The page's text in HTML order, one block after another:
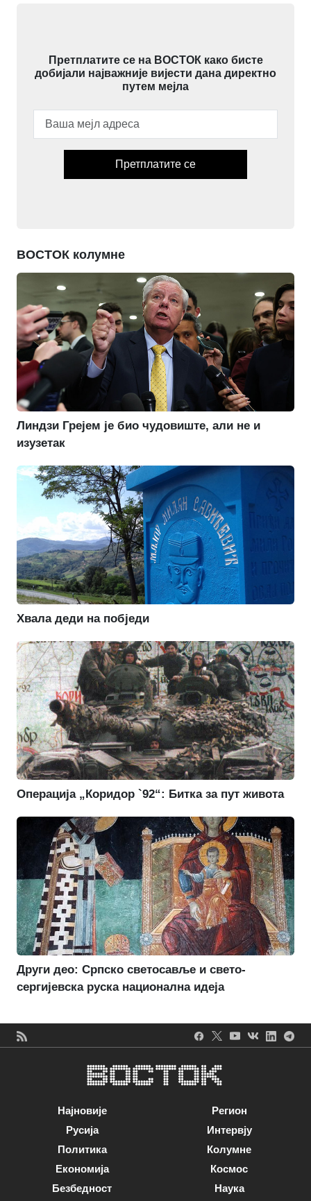
Претплатите се на ВОСТОК како бисте
добијали најважније вијести дана директно
путем мејла
Претплатите се
ВОСТОК колумне
Линдзи Грејем је био чудовиште, али не и
изузетак
Хвала деди на побједи
Операција „Коридор `92“: Битка за пут живота
Други део: Српско светосавље и свето-
сергијевска руска национална идеја
Најновије
Русија
Политика
Економија
Безбедност
Регион
Интервју
Колумне
Космос
Наука